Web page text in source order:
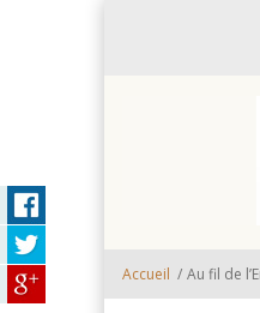
Accueil / Au fil de